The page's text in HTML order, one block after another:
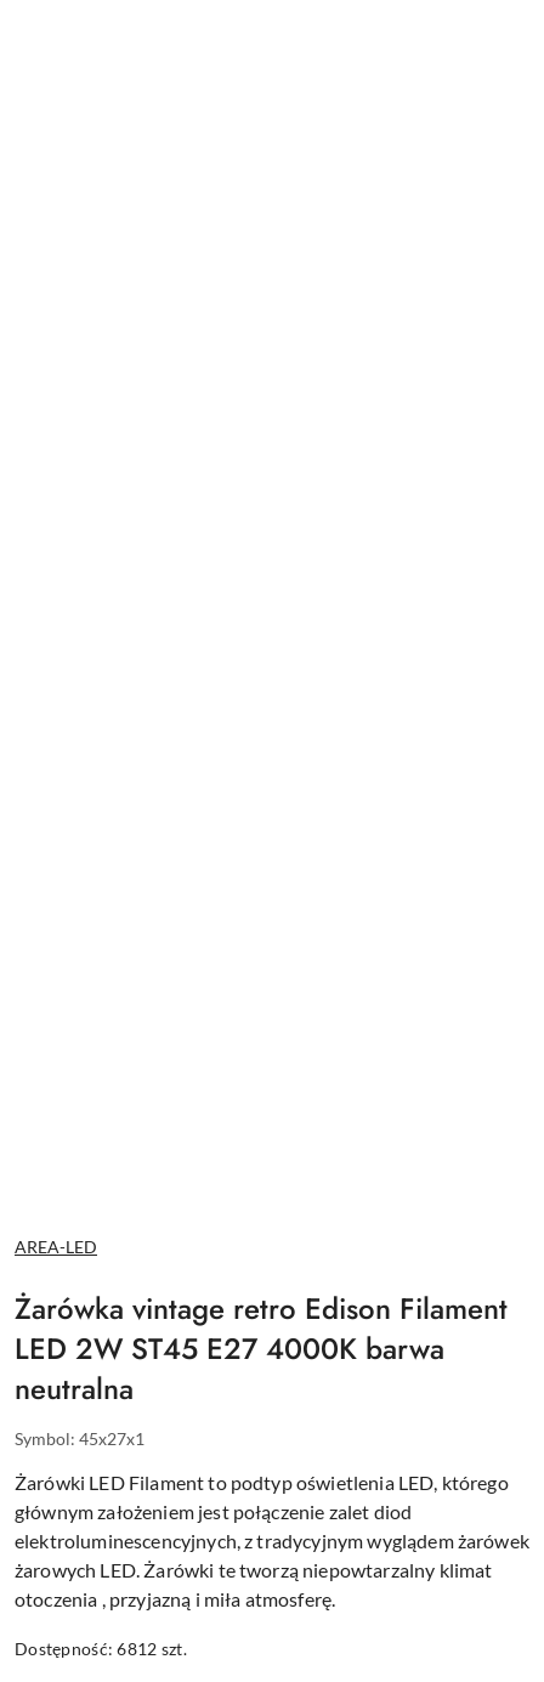
NAZWA
PRODUCENTA:
AREA-LED
Żarówka vintage retro Edison Filament
LED 2W ST45 E27 4000K barwa
neutralna
Symbol: 45x27x1
Żarówki LED Filament to podtyp oświetlenia LED, którego
głównym założeniem jest połączenie zalet diod
elektroluminescencyjnych, z tradycyjnym wyglądem żarówek
żarowych LED. Żarówki te tworzą niepowtarzalny klimat
otoczenia , przyjazną i miła atmosferę.
Dostępność:6812 szt.